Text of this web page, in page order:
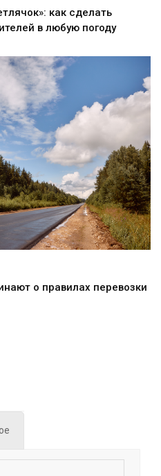
как сделать
в любую погоду
о правилах перевозки